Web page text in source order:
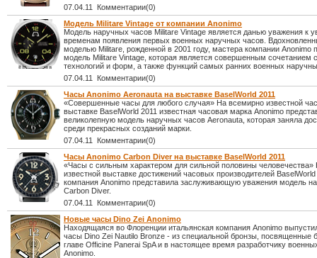
07.04.11 Комментарии(0)
Модель Militare Vintage от компании Anonimo
Модель наручных часов Militare Vintage является данью уважения к
временам появления первых военных наручных часов.
моделью Militare, рожденной в 2001 году, мастера компании Anonimo
модель Militare Vintage, которая является совершенным сочетанием
технологий и форм, а также функций самых ранних военных
07.04.11 Комментарии(0)
Часы Anonimo Aeronauta на выставке BaselWorld 2011
«Совершенные часы для любого случая» На всемирно известной
выставке BaselWorld 2011 известная часовая марка Anonimo
великолепную модель наручных часов Aeronauta, которая заняла
среди прекрасных созданий марки.
07.04.11 Комментарии(0)
Часы Anonimo Carbon Diver на выставке BaselWorld 2011
«Часы с сильным характером для сильной половины
известной выставке достижений часовых производителей BaselWorld
компания Anonimo представила заслуживающую уважения модель
Carbon Diver.
07.04.11 Комментарии(0)
Новые часы Dino Zei Anonimo
Находящаяся во Флоренции итальянская компания Anonimo
часы Dino Zei Nautilo Bronze - из специальной бронзы, посвященные
главе Officine Panerai SpA и в настоящее время разработчику
Anonimo.